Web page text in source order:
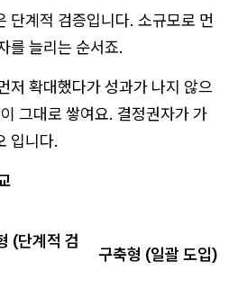
단계적 검증입니다. 소규모로 먼
를 늘리는 순서죠.
저 확대했다가 성과가 나지 않으
그대로 쌓여요. 결정권자가 가
입니다.
(단계적 검
구축형 (일괄 도입)